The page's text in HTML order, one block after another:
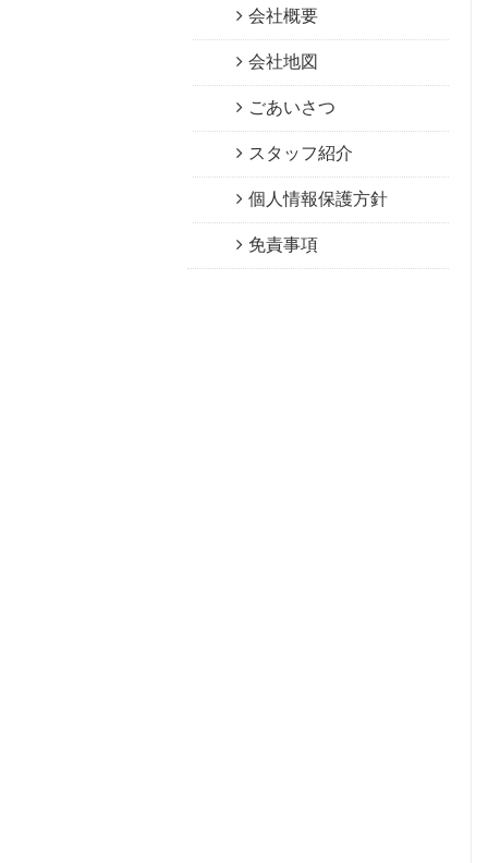
会社概要
会社地図
ごあいさつ
スタッフ紹介
個人情報保護方針
免責事項